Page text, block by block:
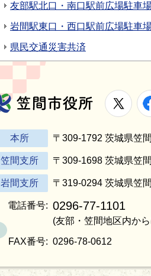
友部駅北口・南口駅前広場駐車
岩間駅東口・西口駅前広場駐車
県民交通災害共済
笠間市役所
X
本所 〒309-1792 茨城県笠
笠間支所 〒309-1698 茨城県笠
岩間支所 〒319-0294 茨城県笠
電話番号: 0296-77-1101
(友部・笠間地区内か
FAX番号: 0296-78-0612